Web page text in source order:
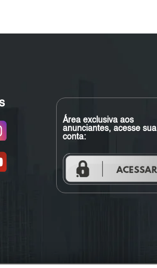
Área exclusiva aos
anunciantes, acesse sua
conta: